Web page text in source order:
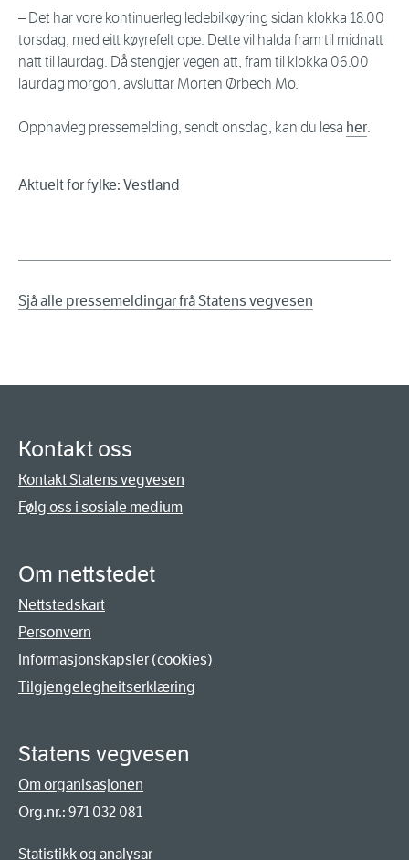
– Det har vore kontinuerleg ledebilkøyring sidan klokka 18.00
torsdag, med eitt køyrefelt ope. Dette vil halda fram til midnatt
natt til laurdag. Då stengjer vegen att, fram til klokka 06.00
laurdag morgon, avsluttar Morten Ørbech Mo.
Opphavleg pressemelding, sendt onsdag, kan du lesa her.
Aktuelt for fylke: Vestland
Sjå alle pressemeldingar frå Statens vegvesen
Kontakt oss
Kontakt Statens vegvesen
Følg oss i sosiale medium
Om nettstedet
Nettstedskart
Personvern
Informasjonskapsler (cookies)
Tilgjengelegheitserklæring
Statens vegvesen
Om organisasjonen
Org.nr.: 971 032 081
Statistikk og analysar